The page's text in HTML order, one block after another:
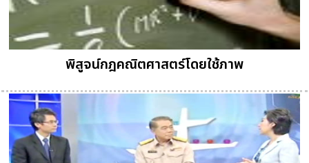
พิสูจน์กฎคณิตศาสตร์โดยใช้ภาพ